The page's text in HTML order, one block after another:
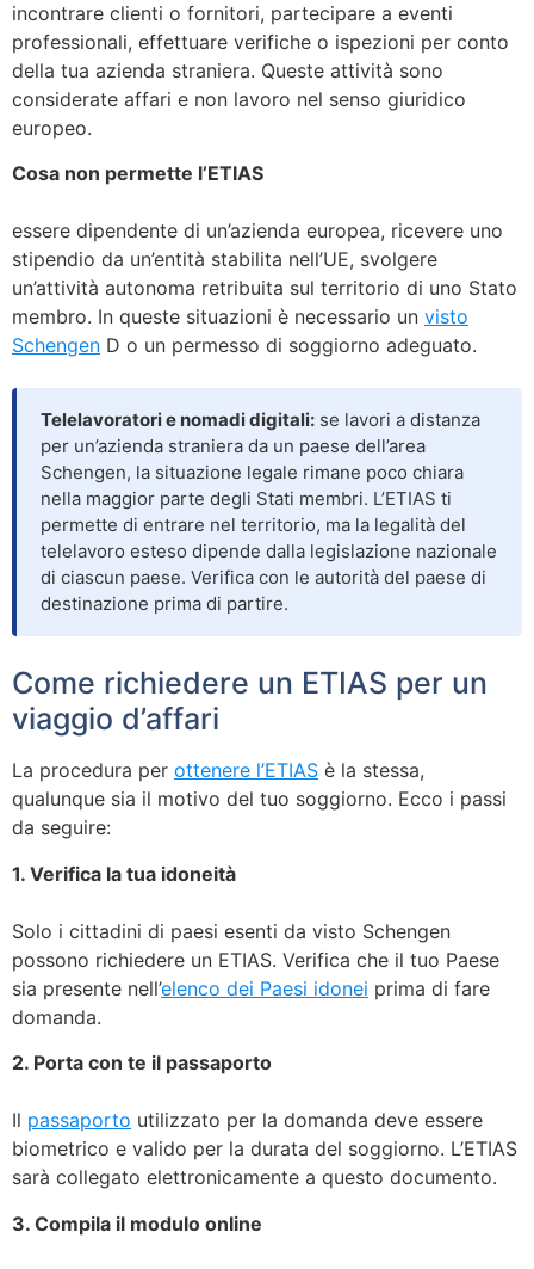
incontrare clienti o fornitori, partecipare a eventi
professionali, effettuare verifiche o ispezioni per conto
della tua azienda straniera. Queste attività sono
considerate affari e non lavoro nel senso giuridico
europeo.
Cosa non permette l’ETIAS
essere dipendente di un’azienda europea, ricevere uno
stipendio da un’entità stabilita nell’UE, svolgere
un’attività autonoma retribuita sul territorio di uno Stato
membro. In queste situazioni è necessario un visto
Schengen D o un permesso di soggiorno adeguato.
Telelavoratori e nomadi digitali: se lavori a distanza
per un’azienda straniera da un paese dell’area
Schengen, la situazione legale rimane poco chiara
nella maggior parte degli Stati membri. L’ETIAS ti
permette di entrare nel territorio, ma la legalità del
telelavoro esteso dipende dalla legislazione nazionale
di ciascun paese. Verifica con le autorità del paese di
destinazione prima di partire.
Come richiedere un ETIAS per un
viaggio d’affari
La procedura per ottenere l’ETIAS è la stessa,
qualunque sia il motivo del tuo soggiorno. Ecco i passi
da seguire:
1. Verifica la tua idoneità
Solo i cittadini di paesi esenti da visto Schengen
possono richiedere un ETIAS. Verifica che il tuo Paese
sia presente nell’elenco dei Paesi idonei prima di fare
domanda.
2. Porta con te il passaporto
Il passaporto utilizzato per la domanda deve essere
biometrico e valido per la durata del soggiorno. L’ETIAS
sarà collegato elettronicamente a questo documento.
3. Compila il modulo online